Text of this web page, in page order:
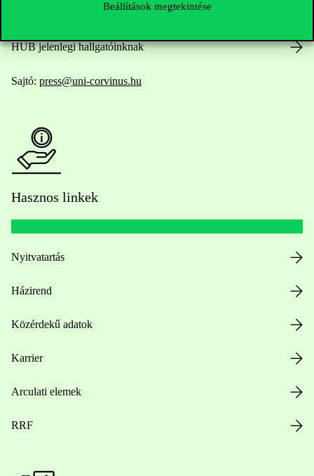
Beállítások megtekintése
Oktatói elérhetőségek
HUB jelenlegi hallgatóinknak
Sajtó: press@uni-corvinus.hu
Hasznos linkek
Nyitvatartás
Házirend
Közérdekű adatok
Karrier
Arculati elemek
RRF